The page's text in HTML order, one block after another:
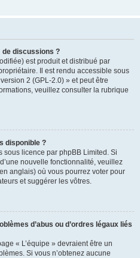
de discussions ?
est produit et distribué par
Il est rendu accessible sous
2 (GPL-2.0) » et peut être
veuillez consulter la rubrique
disponible ?
sous licence par phpBB Limited. Si
nouvelle fonctionnalité, veuillez
anglais) où vous pourrez voter pour
et suggérer les vôtres.
d’abus ou d’ordres légaux liés
« L’équipe » devraient être un
Si vous n’obtenez aucune